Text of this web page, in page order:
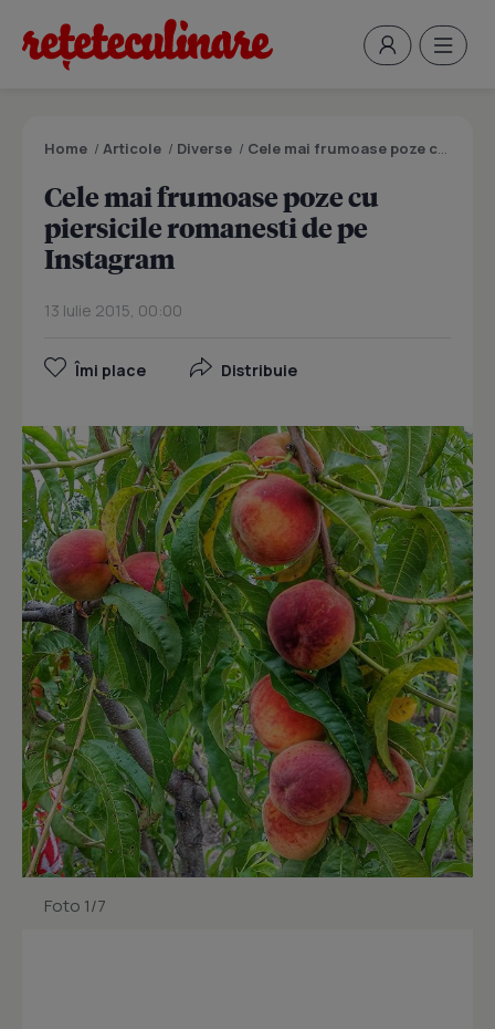
Home / Articole / Diverse / Cele mai frumoase poze cu piersicile romanesti de pe Instagram
Cele mai frumoase poze cu
piersicile romanesti de pe
Instagram
13 Iulie 2015, 00:00
Îmi place Distribuie
Foto 1/7